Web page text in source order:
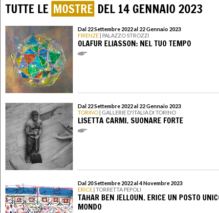
TUTTE LE MOSTRE DEL 14 GENNAIO 2023
Dal 22 Settembre 2022 al 22 Gennaio 2023
FIRENZE | PALAZZO STROZZI
OLAFUR ELIASSON: NEL TUO TEMPO
Dal 22 Settembre 2022 al 22 Gennaio 2023
TORINO | GALLERIE D'ITALIA DI TORINO
LISETTA CARMI. SUONARE FORTE
Dal 20 Settembre 2022 al 4 Novembre 2023
ERICE | TORRETTA PEPOLI
TAHAR BEN JELLOUN. ERICE UN POSTO
MONDO